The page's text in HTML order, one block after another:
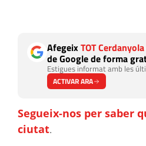
AfegeixTOT Cerdanyola
de Google de forma
Estigues informat amb les
ACTIVAR ARA
Segueix-nos per saber
ciutat.